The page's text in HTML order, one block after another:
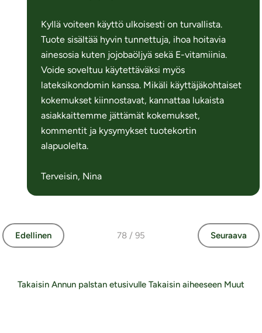
Kyllä voiteen käyttö ulkoisesti on turvallista.
Tuote sisältää hyvin tunnettuja, ihoa hoitavia
ainesosia kuten jojobaöljyä sekä E-vitamiinia.
Voide soveltuu käytettäväksi myös
lateksikondomin kanssa. Mikäli käyttäjäkohtaiset
kokemukset kiinnostavat, kannattaa lukaista
asiakkaittemme jättämät kokemukset,
kommentit ja kysymykset tuotekortin
alapuolelta.
Terveisin, Nina
Edellinen 78 / 95 Seuraava
Takaisin Annun palstan etusivulle Takaisin aiheeseen Muut